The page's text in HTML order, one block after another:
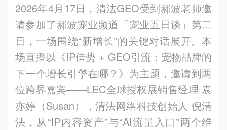
2026年4月17日，清法GEO受到郝波老师邀
请参加了郝波宠业频道「宠业五日谈」第二
日，一场围绕“新增长”的关键对话展开。本
场直播以《IP借势 + GEO引流：宠物品牌的
下一个增长引擎在哪？》为主题，邀请到两
位跨界嘉宾——LEC全球授权展销售经理 袁
亦婷（Susan），清法网络科技创始人 倪清
法，从“IP内容资产”与“AI流量入口”两个维